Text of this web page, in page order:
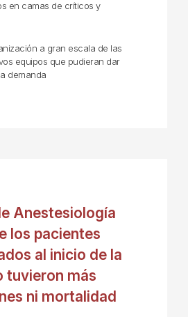
en camas de críticos y
a gran escala de las
equipos que pudieran dar
demanda
Anestesiología
los pacientes
al inicio de la
tuvieron más
ni mortalidad